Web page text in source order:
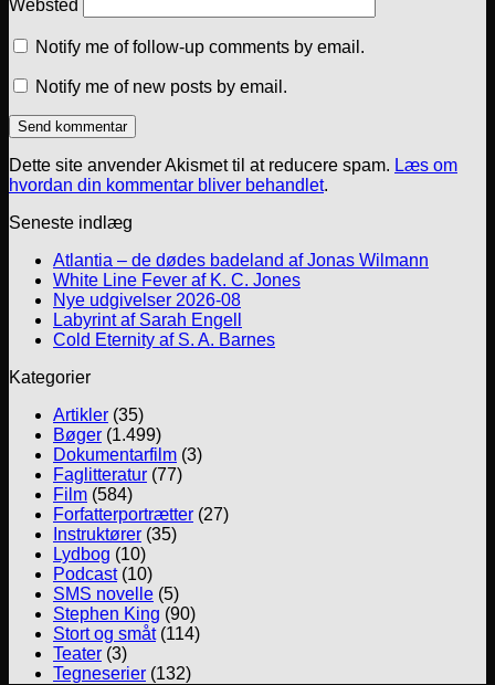
Websted
Notify me of follow-up comments by email.
Notify me of new posts by email.
Dette site anvender Akismet til at reducere spam. Læs om
hvordan din kommentar bliver behandlet.
Seneste indlæg
Atlantia – de dødes badeland af Jonas Wilmann
White Line Fever af K. C. Jones
Nye udgivelser 2026-08
Labyrint af Sarah Engell
Cold Eternity af S. A. Barnes
Kategorier
Artikler (35)
Bøger (1.499)
Dokumentarfilm (3)
Faglitteratur (77)
Film (584)
Forfatterportrætter (27)
Instruktører (35)
Lydbog (10)
Podcast(10)
SMS novelle (5)
Stephen King (90)
Stort og småt(114)
Teater (3)
Tegneserier (132)